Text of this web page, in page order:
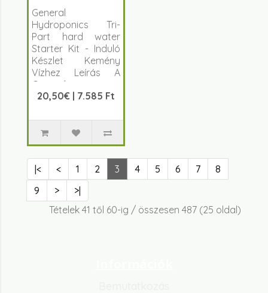
General
Hydroponics Tri-
Part hard water
Starter Kit - Induló
Készlet Kemény
Vízhez Leírás A
General
Hydroponics ..
20,50€ | 7.585 Ft
|< < 1 2 3 4 5 6 7
8
9
>
>|
Tételek 41 től 60-ig / összesen 487 (25 oldal)